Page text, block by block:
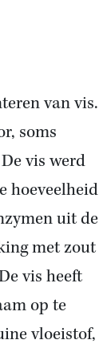
van vis.
soms
vis werd
hoeveelheid
uit de
met zout
vis heeft
op te
vloeistof,